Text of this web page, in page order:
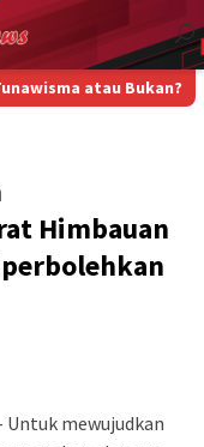
Bukan? Di
Himbauan
Untuk mewujudkan